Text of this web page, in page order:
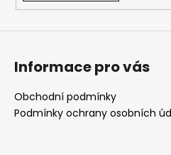
Informace pro vás
Obchodní podmínky
Podmínky ochrany osobních